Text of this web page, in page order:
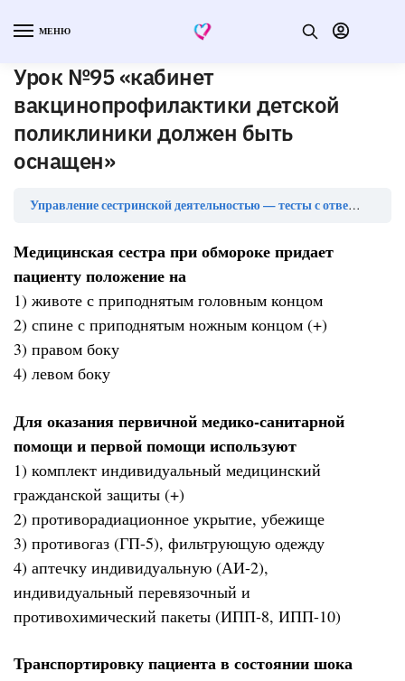
МЕНЮ
Урок №95 «кабинет
вакцинопрофилактики детской
поликлиники должен быть
оснащен»
Управление сестринской деятельностью — тесты с ответами
Медицинская сестра при обмороке придает
пациенту положение на
1) животе с приподнятым головным концом
2) спине с приподнятым ножным концом (+)
3) правом боку
4) левом боку
Для оказания первичной медико-санитарной
помощи и первой помощи используют
1) комплект индивидуальный медицинский
гражданской защиты (+)
2) противорадиационное укрытие, убежище
3) противогаз (ГП-5), фильтрующую одежду
4) аптечку индивидуальную (АИ-2),
индивидуальный перевязочный и
противохимический пакеты (ИПП-8, ИПП-10)
Транспортировку пациента в состоянии шока